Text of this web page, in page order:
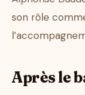
son rôle
Après le